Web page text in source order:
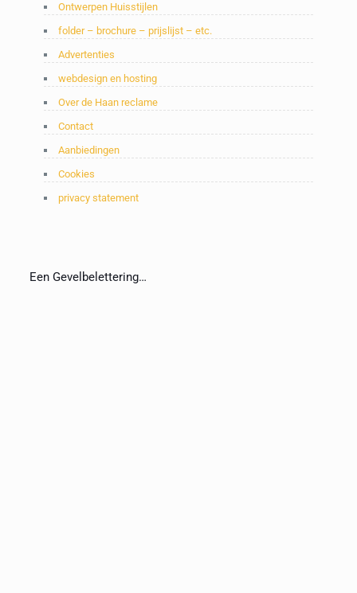
Ontwerpen Huisstijlen
folder – brochure – prijslijst – etc.
Advertenties
webdesign en hosting
Over de Haan reclame
Contact
Aanbiedingen
Cookies
privacy statement
Een Gevelbelettering…